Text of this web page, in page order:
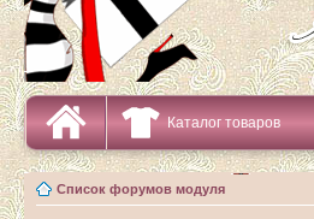
Каталог товаров
Список форумов модуля